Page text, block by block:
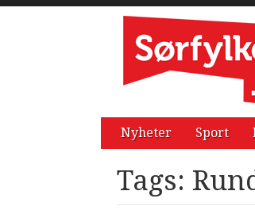
Nyheter Sport
Tags: